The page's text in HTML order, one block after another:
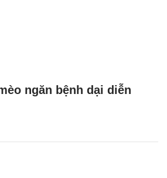
ngăn bệnh dại diễn